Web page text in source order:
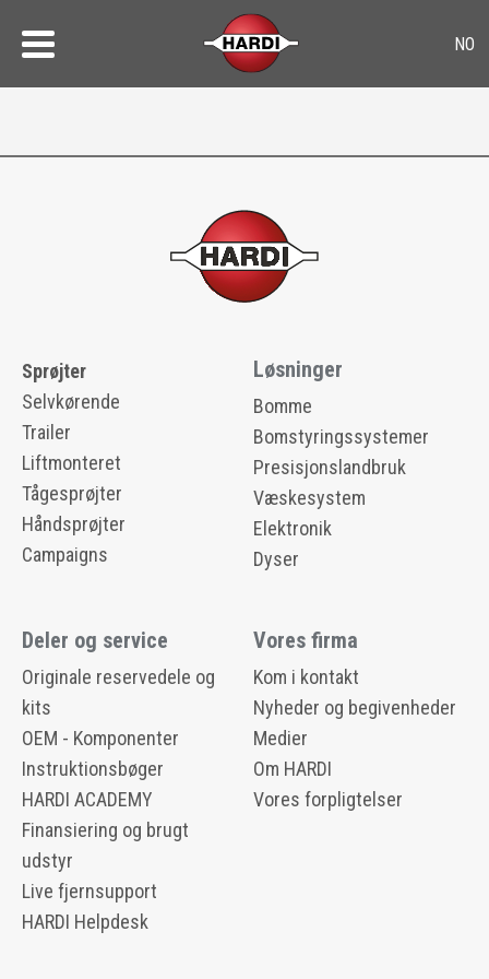
Sprøjter
Selvkørende
Trailer
Liftmonteret
Tågesprøjter
Håndsprøjter
Campaigns
Løsninger
Bomme
Bomstyringssystemer
Presisjonslandbruk
Væskesystem
Elektronik
Dyser
Deler og service
Originale reservedele og
kits
OEM - Komponenter
Instruktionsbøger
HARDI ACADEMY
Finansiering og brugt
udstyr
Live fjernsupport
HARDI Helpdesk
Vores firma
Kom i kontakt
Nyheder og begivenheder
Medier
Om HARDI
Vores forpligtelser